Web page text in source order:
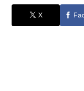
X